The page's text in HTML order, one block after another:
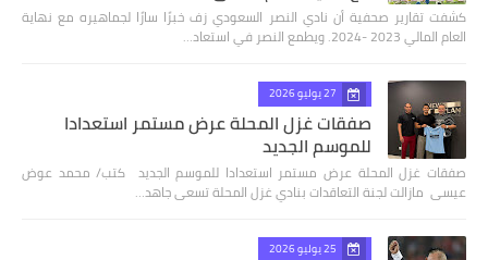
كشفت تقارير صحفية أن نادي النصر السعودي زف خبرًا سارًا لجماهيره مع نهاية
العام المالي 2023 -2024. ويطمع النصر في استعاد…
27 يوليو 2026
صفقات غزل المحلة عرض مستمر استعدادا
للموسم الجديد
صفقات غزل المحلة عرض مستمر استعدادا للموسم الجديد كتب/ محمد عوض
عيسى مازالت لجنة التعاقدات بنادي غزل المحلة تسعى جاهد…
25 يوليو 2026